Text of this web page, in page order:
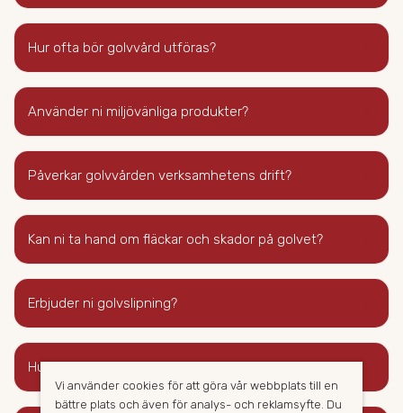
Hur ofta bör golvvård utföras?
Använder ni miljövänliga produkter?
Påverkar golvvården verksamhetens drift?
Kan ni ta hand om fläckar och skador på golvet?
Erbjuder ni golvslipning?
keyboard_arrow_right
Hur kan jag förbereda inför golvvården?
Vi använder cookies för att göra vår webbplats till en
bättre plats och även för analys- och reklamsyfte. Du